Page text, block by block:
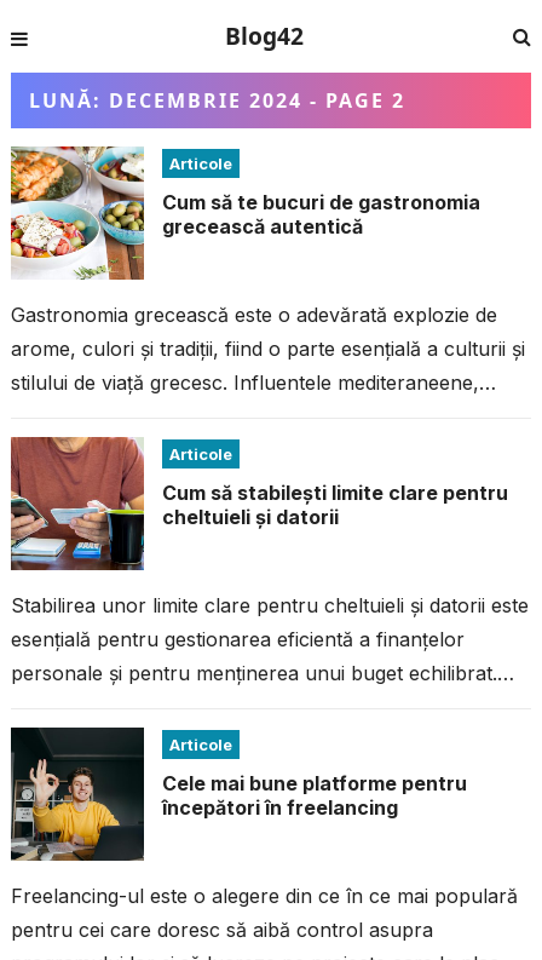
Blog42
LUNĂ: DECEMBRIE 2024 - PAGE 2
Articole
Cum să te bucuri de gastronomia
grecească autentică
Gastronomia grecească este o adevărată explozie de
arome, culori și tradiții, fiind o parte esențială a culturii și
stilului de viață grecesc. Influentele mediteraneene,
Articole
Cum să stabilești limite clare pentru
cheltuieli și datorii
Stabilirea unor limite clare pentru cheltuieli și datorii este
esențială pentru gestionarea eficientă a finanțelor
personale și pentru menținerea unui buget echilibrat.
Articole
Cele mai bune platforme pentru
începători în freelancing
Freelancing-ul este o alegere din ce în ce mai populară
pentru cei care doresc să aibă control asupra